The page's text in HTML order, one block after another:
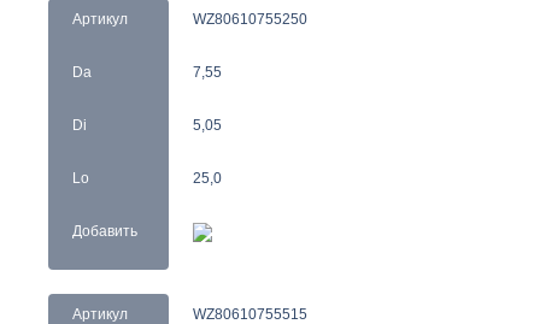
Артикул
Da
Di
Lo
Добавить
WZ80610755250
7,55
5,05
25,0
Артикул WZ80610755515